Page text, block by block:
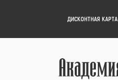
ДИСКОНТНАЯ КАРТА